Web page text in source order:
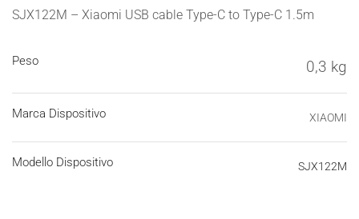
SJX122M – Xiaomi USB cable Type-C to Type-C 1.5m
Peso 0,3 kg
Marca Dispositivo XIAOMI
Modello Dispositivo SJX122M